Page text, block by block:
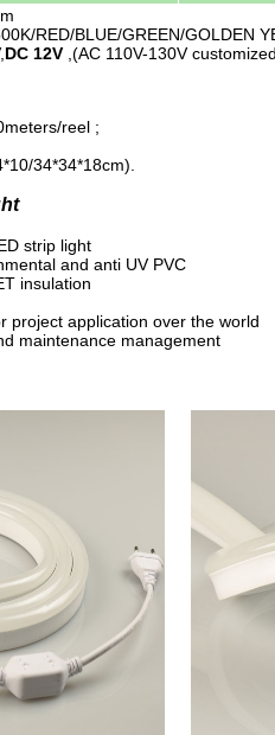
RED/BLUE/GREEN/GOLDEN
DC 12V,(AC 110V-130V
reel ;
34*34*18cm).
strip light
and anti UV PVC
insulation
project application over the world
maintenance management